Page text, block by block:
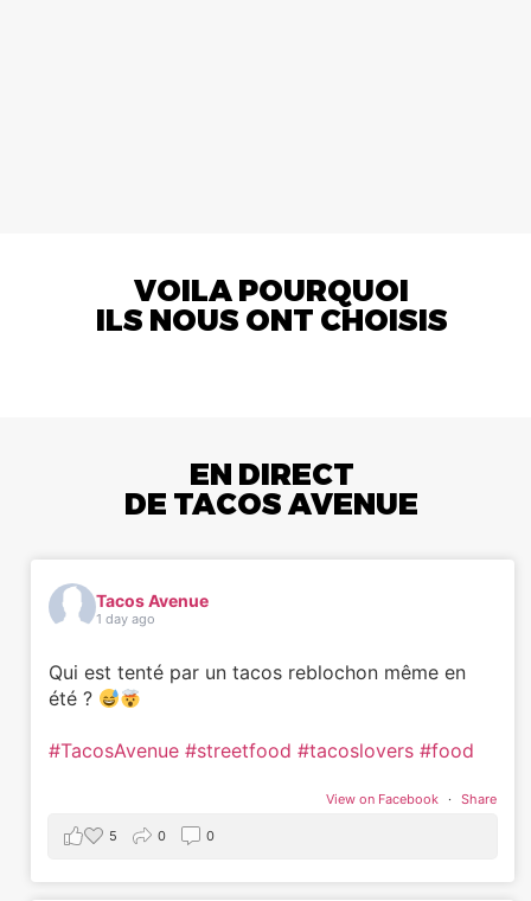
VOILA POURQUOI
ILS NOUS ONT CHOISIS
EN DIRECT
DE TACOS AVENUE
Tacos Avenue
1 day ago
Qui est tenté par un tacos reblochon même en
été ?
#TacosAvenue #streetfood #tacoslovers #food
View on Facebook · Share
5 0 0